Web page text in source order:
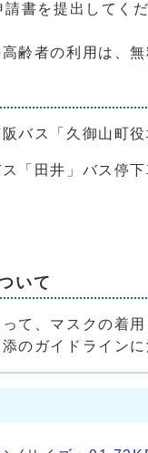
書を提出してくだ
齢者の利用は、無
バス「久御山町
「田井」バス停
いて
て、マスクの着
のガイドライン